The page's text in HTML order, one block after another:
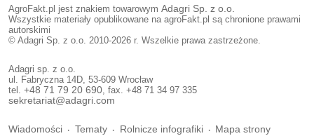
AgroFakt.pl jest znakiem towarowym Adagri Sp. z o.o.
Wszystkie materiały opublikowane na agroFakt.pl są chronione prawami
autorskimi
© Adagri Sp. z o.o. 2010-2026 r. Wszelkie prawa zastrzeżone.
Adagri sp. z o.o.
ul. Fabryczna 14D, 53-609 Wrocław
tel. +48 71 79 20 690 , fax. +48 71 34 97 335
sekretariat@adagri.com
Wiadomości Tematy Rolnicze infografiki
Mapa strony